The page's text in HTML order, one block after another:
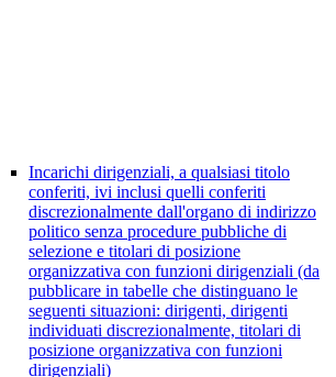
Incarichi dirigenziali, a qualsiasi titolo
conferiti, ivi inclusi quelli conferiti
discrezionalmente dall'organo di indirizzo
politico senza procedure pubbliche di
selezione e titolari di posizione
organizzativa con funzioni dirigenziali (da
pubblicare in tabelle che distinguano le
seguenti situazioni: dirigenti, dirigenti
individuati discrezionalmente, titolari di
posizione organizzativa con funzioni
dirigenziali)